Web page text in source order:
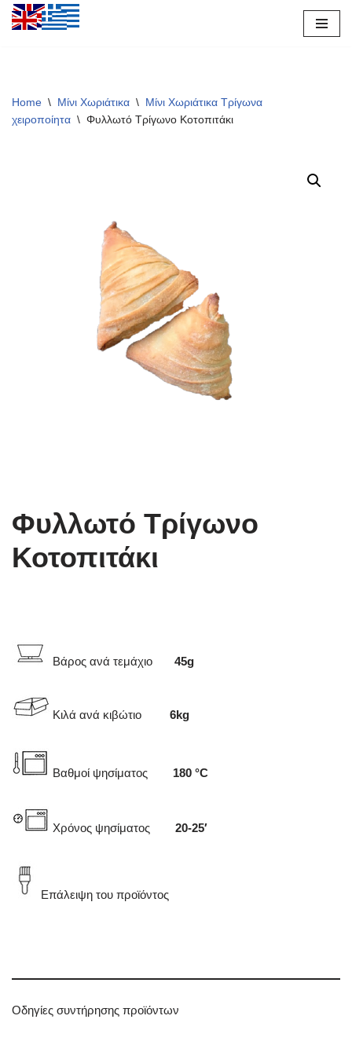
Home \ Μίνι Χωριάτικα \ Μίνι Χωριάτικα Τρίγωνα
χειροποίητα \ Φυλλωτό Τρίγωνο Κοτοπιτάκι
Φυλλωτό Τρίγωνο
Κοτοπιτάκι
Βάρος ανά τεμάχιο 45g
Κιλά ανά κιβώτιο 6kg
Βαθμοί ψησίματος 180 °C
Χρόνος ψησίματος 20-25′
Επάλειψη του προϊόντος
Οδηγίες συντήρησης προϊόντων